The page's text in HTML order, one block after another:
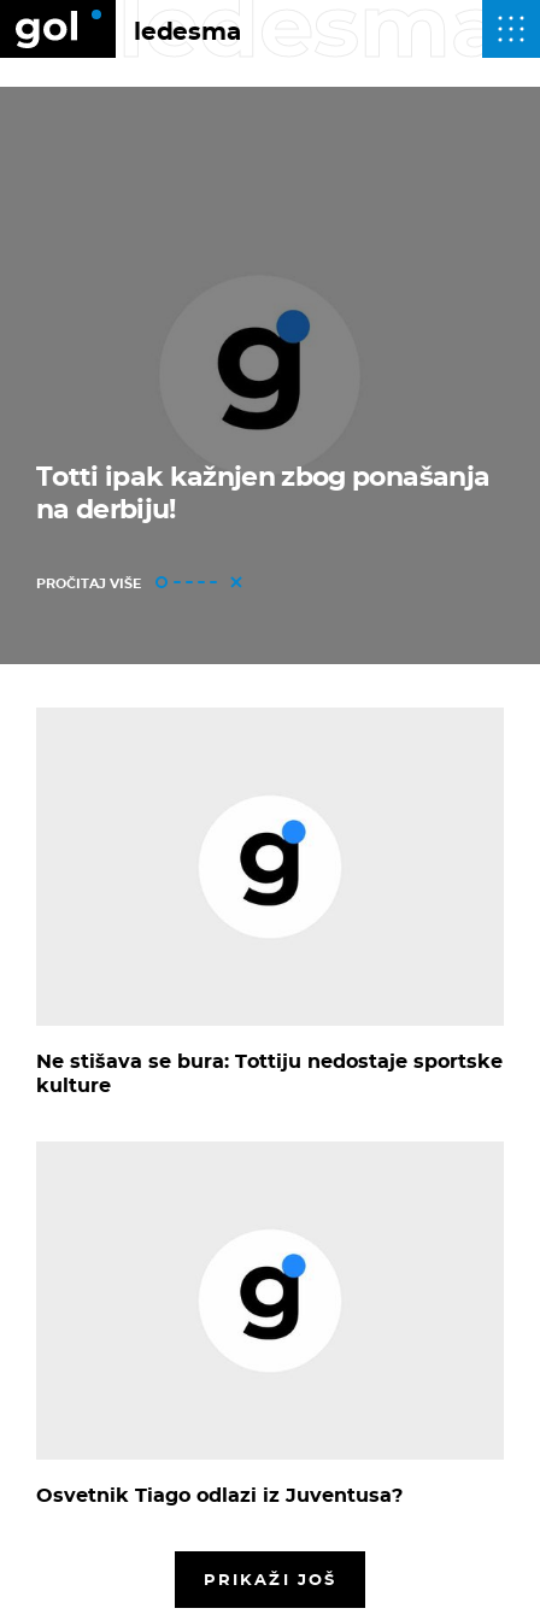
ledesma
ledesma
Totti ipak kažnjen zbog ponašanja
na derbiju!
PROČITAJ VIŠE
Ne stišava se bura: Tottiju nedostaje sportske
kulture
Osvetnik Tiago odlazi iz Juventusa?
PRIKAŽI JOŠ